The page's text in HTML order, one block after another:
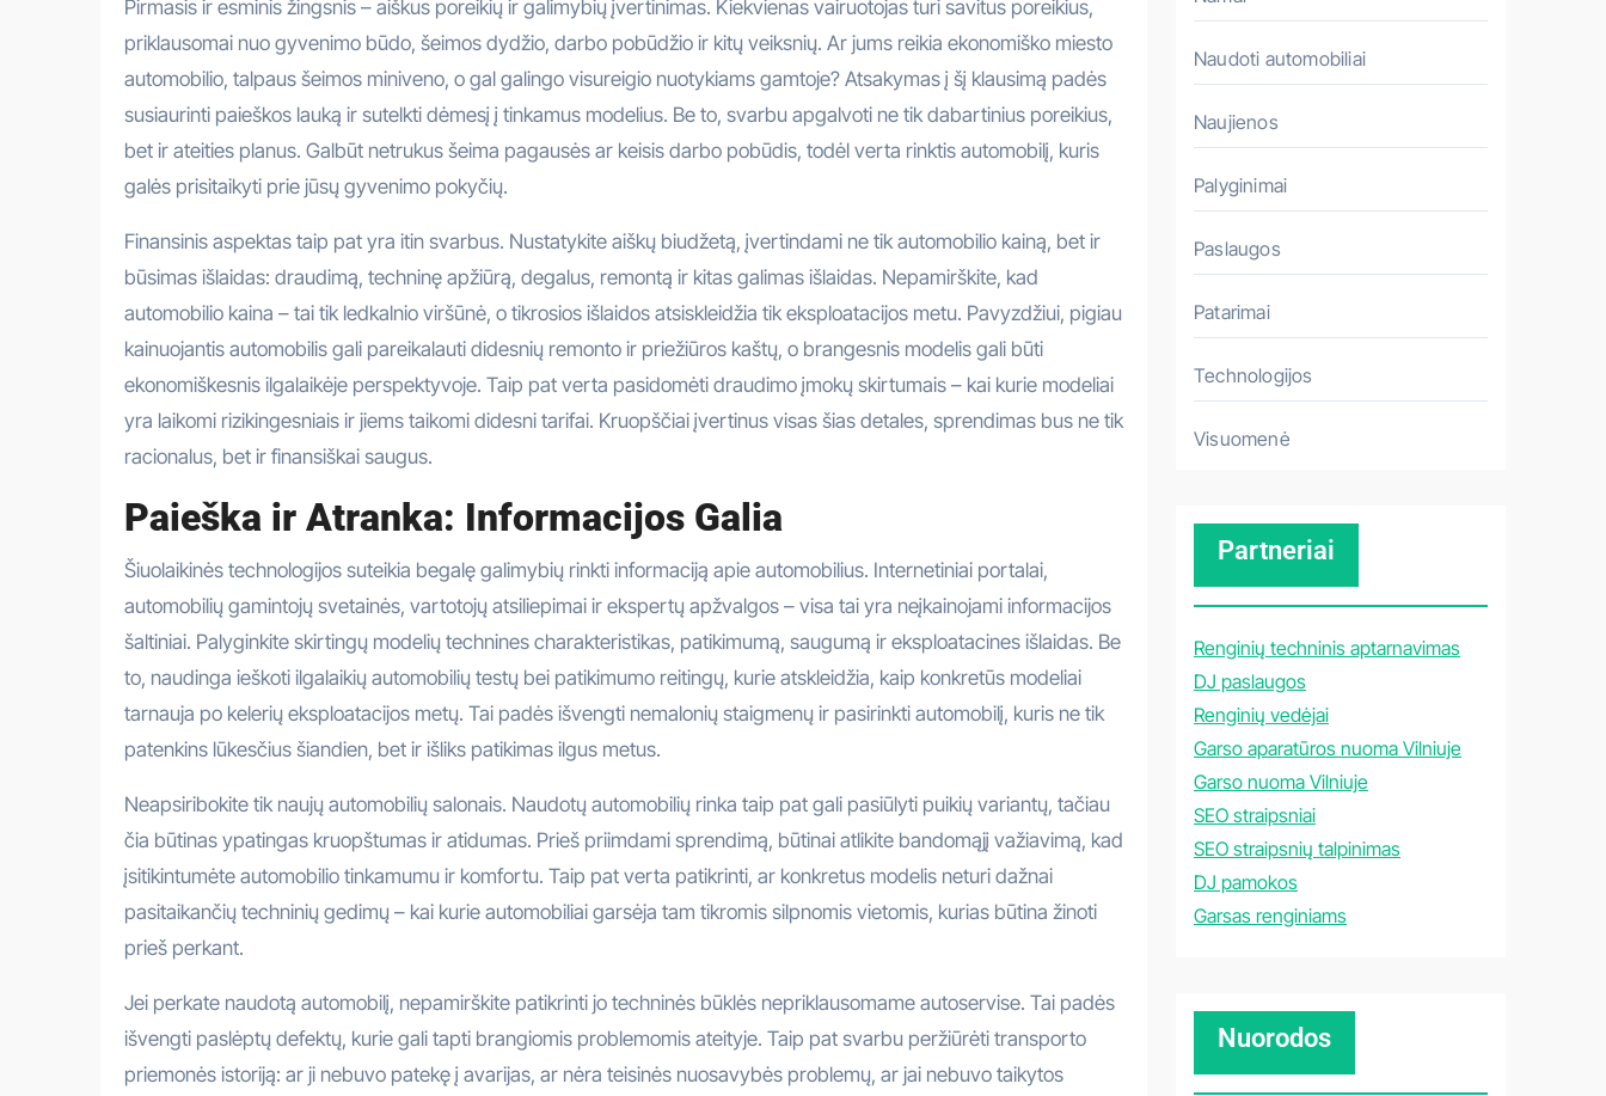
Pirmasis ir esminis žingsnis – aiškus poreikių ir galimybių įvertinimas. Kiekvienas vairuotojas turi savitus poreikius,
priklausomai nuo gyvenimo būdo, šeimos dydžio, darbo pobūdžio ir kitų veiksnių. Ar jums reikia ekonomiško miesto
automobilio, talpaus šeimos miniveno, o gal galingo visureigio nuotykiams gamtoje? Atsakymas į šį klausimą padės
susiaurinti paieškos lauką ir sutelkti dėmesį į tinkamus modelius. Be to, svarbu apgalvoti ne tik dabartinius poreikius,
bet ir ateities planus. Galbūt netrukus šeima pagausės ar keisis darbo pobūdis, todėl verta rinktis automobilį, kuris
galės prisitaikyti prie jūsų gyvenimo pokyčių.
Finansinis aspektas taip pat yra itin svarbus. Nustatykite aiškų biudžetą, įvertindami ne tik automobilio kainą, bet ir
būsimas išlaidas: draudimą, techninę apžiūrą, degalus, remontą ir kitas galimas išlaidas. Nepamirškite, kad
automobilio kaina – tai tik ledkalnio viršūnė, o tikrosios išlaidos atsiskleidžia tik eksploatacijos metu. Pavyzdžiui, pigiau
kainuojantis automobilis gali pareikalauti didesnių remonto ir priežiūros kaštų, o brangesnis modelis gali būti
ekonomiškesnis ilgalaikėje perspektyvoje. Taip pat verta pasidomėti draudimo įmokų skirtumais – kai kurie modeliai
yra laikomi rizikingesniais ir jiems taikomi didesni tarifai. Kruopščiai įvertinus visas šias detales, sprendimas bus ne tik
racionalus, bet ir finansiškai saugus.
Paieška ir Atranka: Informacijos Galia
Šiuolaikinės technologijos suteikia begalę galimybių rinkti informaciją apie automobilius. Internetiniai portalai,
automobilių gamintojų svetainės, vartotojų atsiliepimai ir ekspertų apžvalgos – visa tai yra neįkainojami informacijos
šaltiniai. Palyginkite skirtingų modelių technines charakteristikas, patikimumą, saugumą ir eksploatacines išlaidas. Be
to, naudinga ieškoti ilgalaikių automobilių testų bei patikimumo reitingų, kurie atskleidžia, kaip konkretūs modeliai
tarnauja po kelerių eksploatacijos metų. Tai padės išvengti nemalonių staigmenų ir pasirinkti automobilį, kuris ne tik
patenkins lūkesčius šiandien, bet ir išliks patikimas ilgus metus.
Neapsiribokite tik naujų automobilių salonais. Naudotų automobilių rinka taip pat gali pasiūlyti puikių variantų, tačiau
čia būtinas ypatingas kruopštumas ir atidumas. Prieš priimdami sprendimą, būtinai atlikite bandomąjį važiavimą, kad
įsitikintumėte automobilio tinkamumu ir komfortu. Taip pat verta patikrinti, ar konkretus modelis neturi dažnai
pasitaikančių techninių gedimų – kai kurie automobiliai garsėja tam tikromis silpnomis vietomis, kurias būtina žinoti
prieš perkant.
Jei perkate naudotą automobilį, nepamirškite patikrinti jo techninės būklės nepriklausomame autoservise. Tai padės
išvengti paslėptų defektų, kurie gali tapti brangiomis problemomis ateityje. Taip pat svarbu peržiūrėti transporto
priemonės istoriją: ar ji nebuvo patekę į avarijas, ar nėra teisinės nuosavybės problemų, ar jai nebuvo taikytos
Naudoti automobiliai
Naujienos
Palyginimai
Paslaugos
Patarimai
Technologijos
Visuomenė
Partneriai
Renginių techninis aptarnavimas
DJ paslaugos
Renginių vedėjai
Garso aparatūros nuoma Vilniuje
Garso nuoma Vilniuje
SEO straipsniai
SEO straipsnių talpinimas
DJ pamokos
Garsas renginiams
Nuorodos